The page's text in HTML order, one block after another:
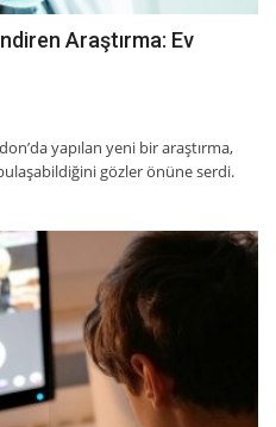
Araştırma: Ev
yapılan yeni bir araştırma,
gözler önüne serdi.